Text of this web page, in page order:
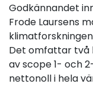
Godkännandet
Frode Laursens
Det omfattar två
av scope 1- och
nettonoll i hela